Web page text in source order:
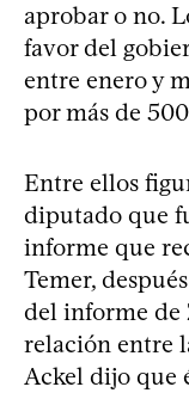
aprobar o no.
favor del
entre enero y
por más de
Entre ellos
diputado que
informe que
Temer,
del informe de
relación entre
Ackel dijo que